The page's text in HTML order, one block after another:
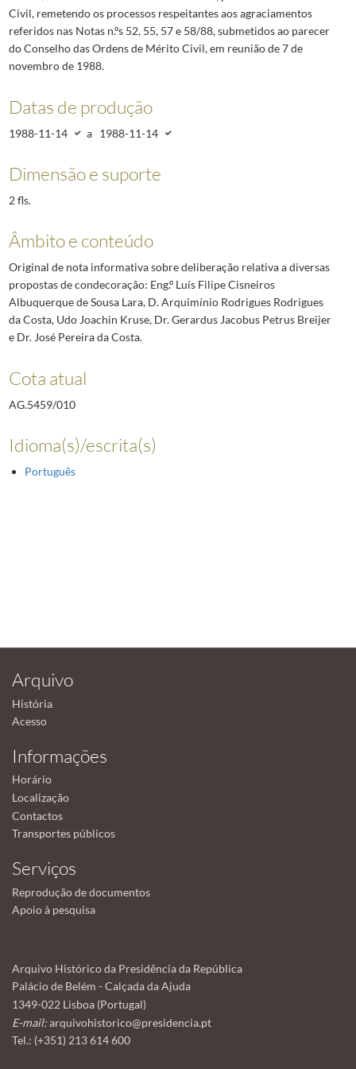
Civil, remetendo os processos respeitantes aos agraciamentos
referidos nas Notas n.ºs 52, 55, 57 e 58/88, submetidos ao parecer
do Conselho das Ordens de Mérito Civil, em reunião de 7 de
novembro de 1988.
Datas de produção
1988-11-14 a 1988-11-14
Dimensão e suporte
2 fls.
Âmbito e conteúdo
Original de nota informativa sobre deliberação relativa a diversas
propostas de condecoração: Eng.º Luís Filipe Cisneiros
Albuquerque de Sousa Lara, D. Arquimínio Rodrigues Rodrigues
da Costa, Udo Joachin Kruse, Dr. Gerardus Jacobus Petrus Breijer
e Dr. José Pereira da Costa.
Cota atual
AG.5459/010
Idioma(s)/escrita(s)
Português
Arquivo
História
Acesso
Informações
Horário
Localização
Contactos
Transportes públicos
Serviços
Reprodução de documentos
Apoio à pesquisa
Arquivo Histórico da Presidência da República
Palácio de Belém - Calçada da Ajuda
1349-022 Lisboa (Portugal)
E-mail:arquivohistorico@presidencia.pt
Tel.: (+351) 213 614 600